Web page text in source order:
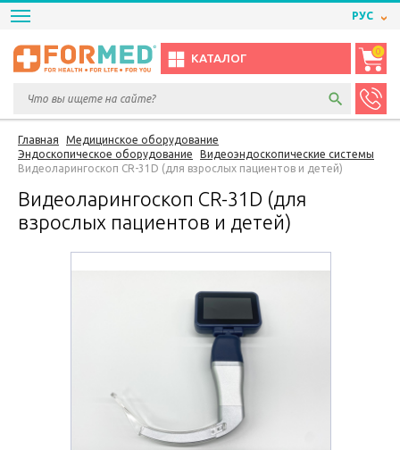
РУС
КАТАЛОГ
0
Главная
Медицинское оборудование
Эндоскопическое оборудование
Видеоэндоскопические системы
Видеоларингоскоп CR-31D (для взрослых пациентов и детей)
Видеоларингоскоп CR-31D (для
взрослых пациентов и детей)